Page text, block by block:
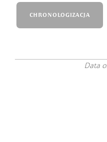
CHRONOLOGIZACJA
Data